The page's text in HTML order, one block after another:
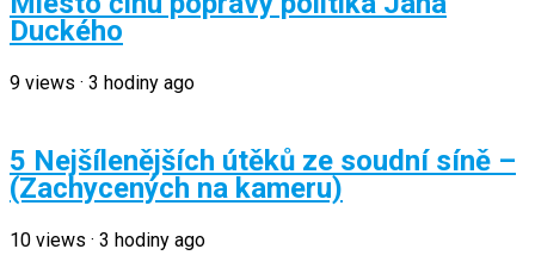
Duckého
9 views · 3 hodiny ago
5 Nejšílenějších útěků ze soudní síně –
(Zachycených na kameru)
10 views · 3 hodiny ago